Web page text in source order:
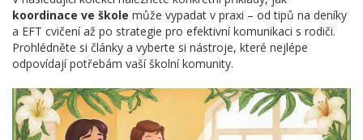
koordinace ve škole může vypadat v praxi – od tipů na deníky
a EFT cvičení až po strategie pro efektivní komunikaci s rodiči.
Prohlédněte si články a vyberte si nástroje, které nejlépe
odpovídají potřebám vaší školní komunity.